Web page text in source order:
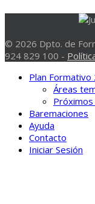
© 2026 Dpto. de
924 829 100 -
Plan Formativo
Áreas
Baremaciones
Ayuda
Contacto
Iniciar Sesión